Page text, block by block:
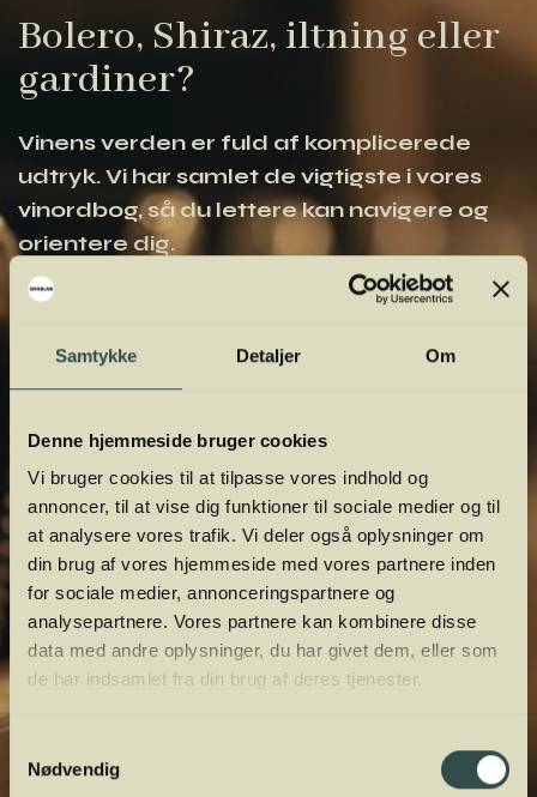
Samtykke Detaljer Om
Denne hjemmeside bruger cookies
Vi bruger cookies til at tilpasse vores indhold og
annoncer, til at vise dig funktioner til sociale medier og til
at analysere vores trafik. Vi deler også oplysninger om
din brug af vores hjemmeside med vores partnere inden
for sociale medier, annonceringspartnere og
analysepartnere. Vores partnere kan kombinere disse
data med andre oplysninger, du har givet dem, eller som
de har indsamlet fra din brug af deres tjenester.
Nødvendig
Bolero, Shiraz, iltning eller
gardiner?
Vinens verden er fuld af komplicerede
udtryk. Vi har samlet de vigtigste i vores
vinordbog, så du lettere kan navigere og
orientere dig.